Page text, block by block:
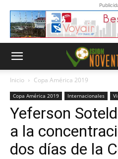
Inicio Copa América 2019
Copa América 2019 Internacionales
Yeferson
a la
dos días de la